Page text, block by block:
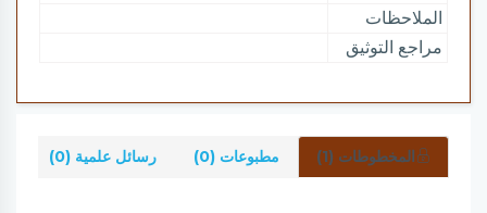
الملاحظات
مراجع التوثيق
المخطوطات (1) مطبوعات (0) رسائل علمية (0)